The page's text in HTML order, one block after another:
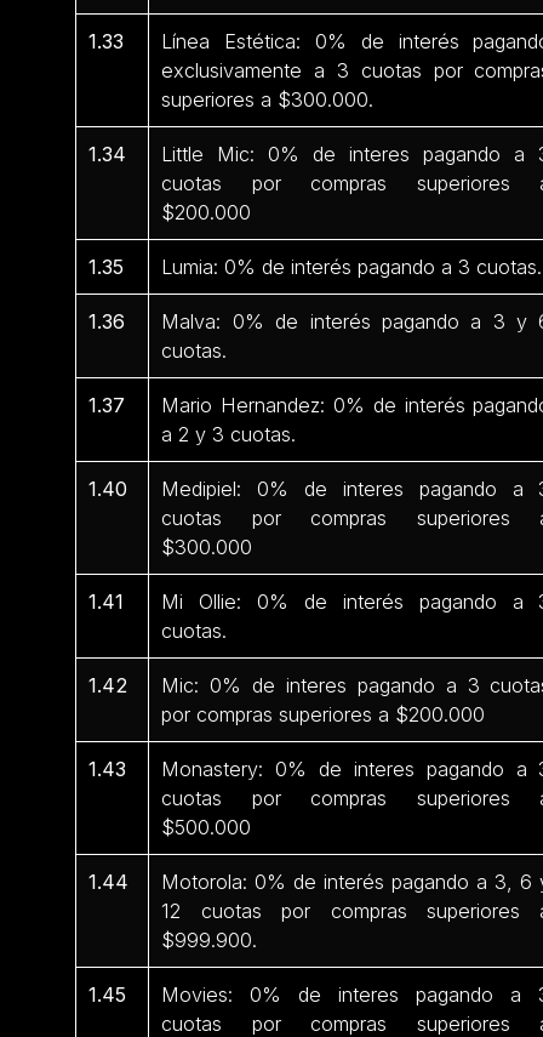
1.33
Línea Estética: 0% de interés
exclusivamente a 3 cuotas por
superiores a $300.000.
1.34
Little Mic: 0% de interes pagando a
cuotas por compras superiores
$200.000
1.35 Lumia: 0% de interés pagando a 3 cuotas.
1.36
Malva: 0% de interés pagando a 3 y
cuotas.
1.37
Mario Hernandez: 0% de interés
a 2 y 3 cuotas.
1.40
Medipiel: 0% de interes pagando a
cuotas por compras superiores
$300.000
1.41
Mi Ollie: 0% de interés pagando a
cuotas.
1.42
Mic: 0% de interes pagando a 3
por compras superiores a $200.000
1.43
Monastery: 0% de interes pagando a
cuotas por compras superiores
$500.000
1.44
Motorola: 0% de interés pagando a 3, 6
12 cuotas por compras superiores
$999.900.
1.45
Movies: 0% de interes pagando a
cuotas por compras superiores